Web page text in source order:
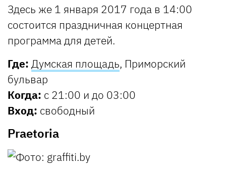
Здесь же 1 января 2017 года в 14:00
состоится праздничная концертная
программа для детей.
Где: Думская площадь, Приморский
бульвар
Когда: с 21:00 и до 03:00
Вход: свободный
Praetoria